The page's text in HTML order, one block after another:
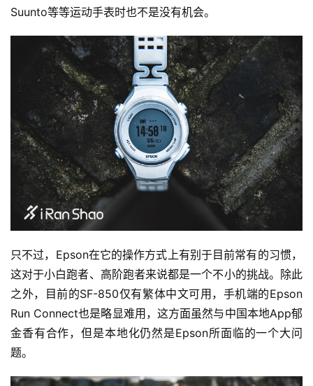
Suunto等等运动手表时也不是没有机会。
只不过，Epson在它的操作方式上有别于目前常有的习惯，
这对于小白跑者、高阶跑者来说都是一个不小的挑战。除此
之外，目前的SF-850仅有繁体中文可用，手机端的Epson
Run Connect也是略显难用，这方面虽然与中国本地App郁
金香有合作，但是本地化仍然是Epson所面临的一个大问
题。